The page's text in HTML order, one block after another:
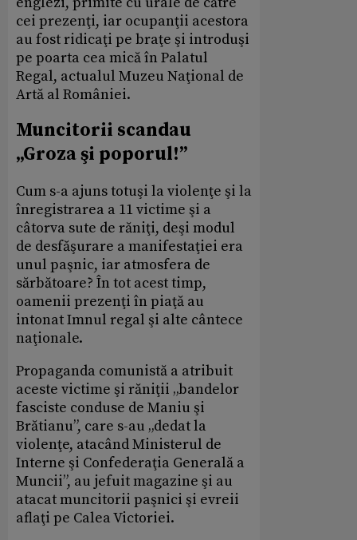
cei prezenţi, iar ocupanţii acestora
au fost ridicaţi pe braţe şi introduşi
pe poarta cea mică în Palatul
Regal, actualul Muzeu Naţional de
Artă al României.
Muncitorii scandau
„Groza şi poporul!”
Cum s-a ajuns totuşi la violenţe şi la
înregistrarea a 11 victime şi a
câtorva sute de răniţi, deşi modul
de desfăşurare a manifestaţiei era
unul paşnic, iar atmosfera de
sărbătoare? În tot acest timp,
oamenii prezenţi în piaţă au
intonat Imnul regal şi alte cântece
naţionale.
Propaganda comunistă a atribuit
aceste victime şi răniţii „bandelor
fasciste conduse de Maniu şi
Brătianu”, care s-au „dedat la
violenţe, atacând Ministerul de
Interne şi Confederaţia Generală a
Muncii”, au jefuit magazine şi au
atacat muncitorii paşnici şi evreii
aflaţi pe Calea Victoriei.